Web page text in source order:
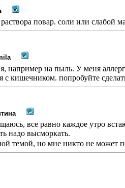
повар. соли или
например на пыль. У меня
кишечником. попробуйте
все равно каждое утро
надо высморкать.
темой, но мне никто не может